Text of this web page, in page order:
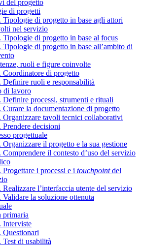
del progetto
di progetti
Tipologie di progetto in base agli attori
nel servizio
Tipologie di progetto in base al focus
Tipologie di progetto in base all’ambito di
ruoli e figure coinvolte
Coordinatore di progetto
Definire ruoli e responsabilità
di lavoro
Definire processi, strumenti e rituali
Curare la documentazione di progetto
Organizzare tavoli tecnici collaborativi
Prendere decisioni
progettuale
Organizzare il progetto e la sua gestione
Comprendere il contesto d’uso del servizio
Progettare i processi e i touchpointdel
Realizzare l’interfaccia utente del servizio
Validare la soluzione ottenuta
primaria
Interviste
Questionari
Test di usabilità